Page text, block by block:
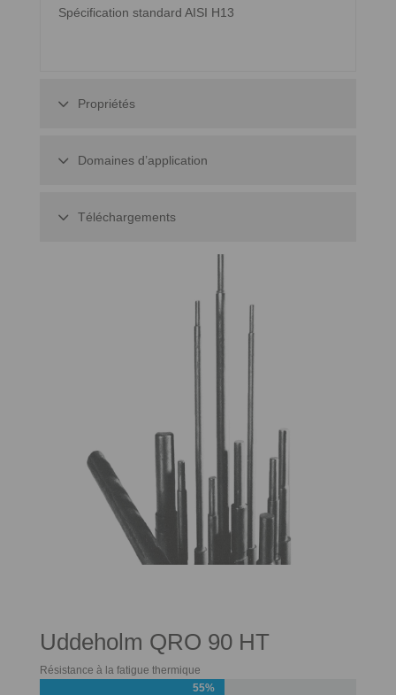
Spécification standard AISI H13
Propriétés
Domaines d’application
Téléchargements
Uddeholm QRO 90 HT
Résistance à la fatigue thermique
55%